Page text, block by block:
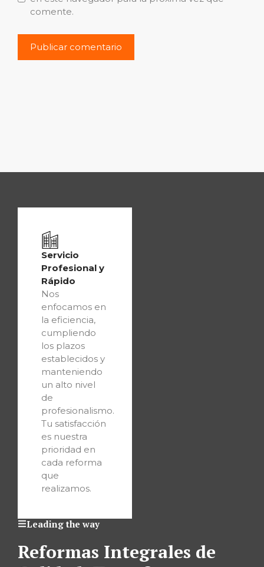
comente.
Leading the way
Reformas Integrales de
Servicio
Profesional y
Rápido
Nos
enfocamos en
la eficiencia,
cumpliendo
los plazos
establecidos y
manteniendo
un alto nivel
de
profesionalismo.
Tu satisfacción
es nuestra
prioridad en
cada reforma
que
realizamos.